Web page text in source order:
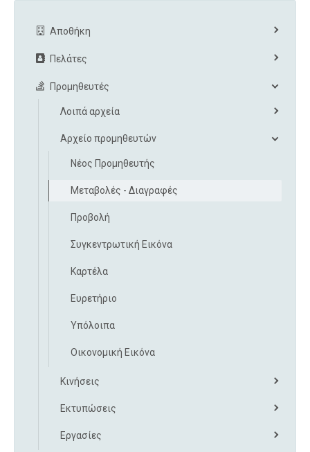
Αποθήκη
Πελάτες
Προμηθευτές
Λοιπά αρχεία
Αρχείο προμηθευτών
Νέος Προμηθευτής
Μεταβολές - Διαγραφές
Προβολή
Συγκεντρωτική Εικόνα
Καρτέλα
Ευρετήριο
Υπόλοιπα
Οικονομική Εικόνα
Κινήσεις
Εκτυπώσεις
Εργασίες